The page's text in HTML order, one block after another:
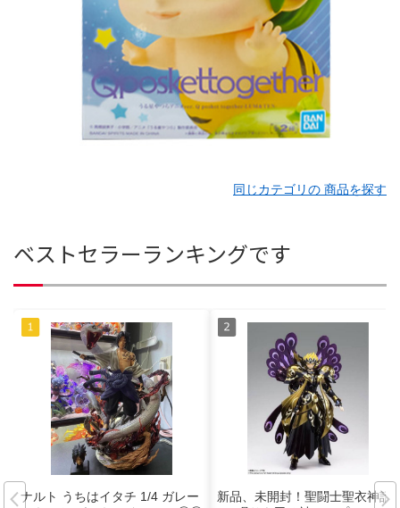
同じカテゴリの 商品を探す
ベストセラーランキングです
ナルト うちはイタチ 1/4 ガレー
新品、未開封！聖闘士聖衣神話